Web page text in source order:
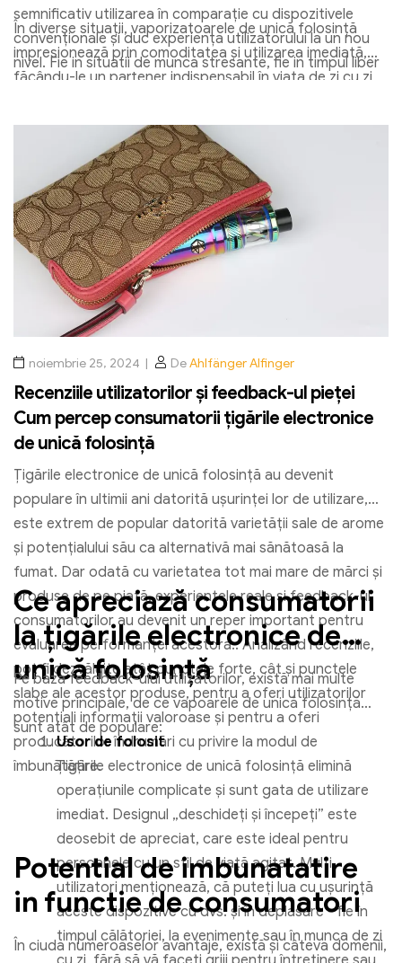
semnificativ utilizarea în comparație cu dispozitivele
convenționale și duc experiența utilizatorului la un nou
nivel. Fie in situatii de munca stresante, fie in timpul liber
În diverse situații, vaporizatoarele de unică folosință
impresionează prin comoditatea și utilizarea imediată,
făcându-le un partener indispensabil în viața de zi cu zi
poate însoți oricând și oriunde, Încercați dampferladen
și faceți-vă viața și mai relaxată și mai plăcută!
noiembrie 25, 2024 DeAhlfänger Alfinger
Recenziile utilizatorilor și feedback-ul pieței
Cum percep consumatorii țigările electronice
de unică folosință
Țigările electronice de unică folosință au devenit
populare în ultimii ani datorită ușurinței lor de utilizare,
este extrem de popular datorită varietății sale de arome
și potențialului său ca alternativă mai sănătoasă la
fumat. Dar odată cu varietatea tot mai mare de mărci și
produse de pe piață, experiențele reale și feedback-ul
consumatorilor au devenit un reper important pentru
evaluarea performanței acestora.. Analizând recenziile,
pot fi dezvăluite atât punctele forte, cât și punctele
slabe ale acestor produse, pentru a oferi utilizatorilor
potențiali informații valoroase și pentru a oferi
producătorilor îndrumări cu privire la modul de
îmbunătățire.
Ce apreciază consumatorii
la țigările electronice de
unică folosință
Pe baza feedback-ului utilizatorilor, există mai multe
motive principale, de ce vapoarele de unică folosință
sunt atât de populare:
Usor de folosit
Țigările electronice de unică folosință elimină
operațiunile complicate și sunt gata de utilizare
imediat. Designul „deschideți și începeți” este
deosebit de apreciat, care este ideal pentru
persoanele cu un stil de viață agitat. Mulți
utilizatori menționează, că puteți lua cu ușurință
aceste dispozitive cu dvs. și în deplasare - fie în
timpul călătoriei, la evenimente sau în munca de zi
Potential de imbunatatire
in functie de consumatori
În ciuda numeroaselor avantaje, există și câteva domenii,